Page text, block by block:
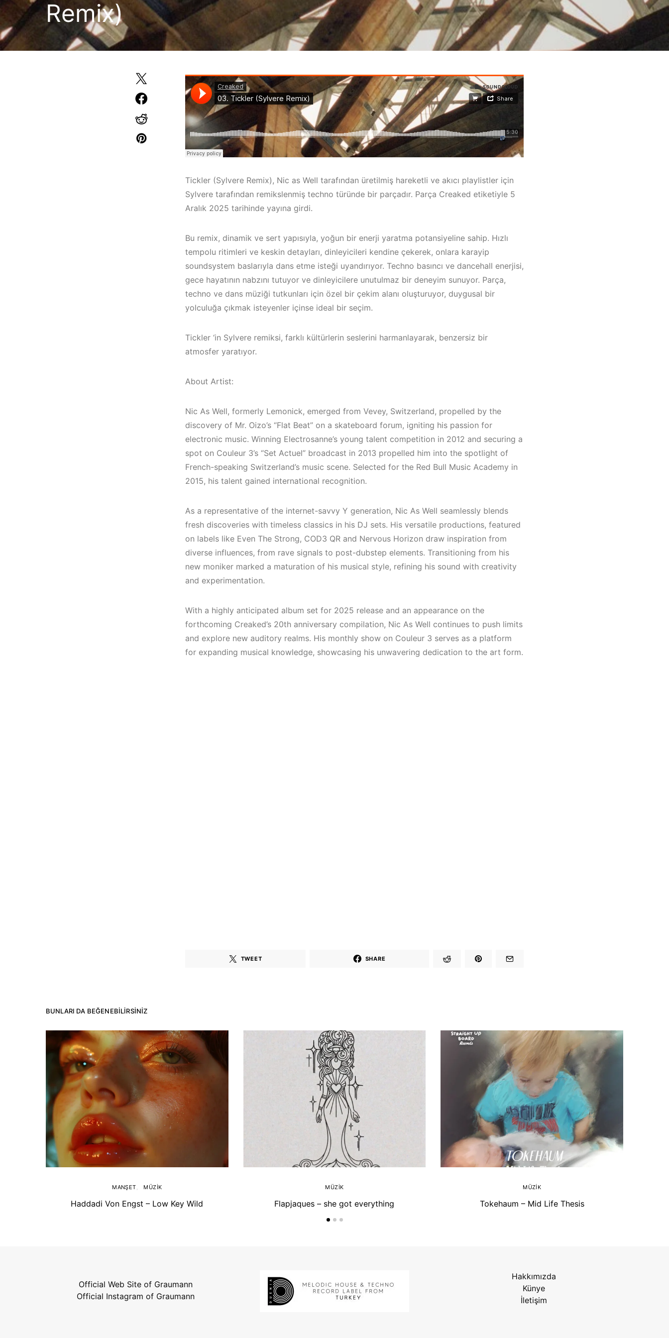
Alaçatı / Akyaka /
Elektronik Müzik
Mekanları ve
Etkinlikleri 2023
(Downtempo,
House, Techno)
İzmir ‘in Yeni
Elektronik Müzik
Mekanı : CAVE
HEMEN İNCELE
Akyaka /
Marmaris /
Kuşadası /
Elektronik Müzik
Mekanları 2022
(House, Techno,
HEMEN İNCELE
Remix)
Tickler (Sylvere Remix), Nic as Well tarafından üretilmiş hareketli ve akıcı playlistler için
Sylvere tarafından remikslenmiş techno türünde bir parçadır. Parça Creaked etiketiyle 5
Aralık 2025 tarihinde yayına girdi.
Bu remix, dinamik ve sert yapısıyla, yoğun bir enerji yaratma potansiyeline sahip. Hızlı
tempolu ritimleri ve keskin detayları, dinleyicileri kendine çekerek, onlara karayip
soundsystem baslarıyla dans etme isteği uyandırıyor. Techno basıncı ve dancehall enerjisi,
gece hayatının nabzını tutuyor ve dinleyicilere unutulmaz bir deneyim sunuyor. Parça,
techno ve dans müziği tutkunları için özel bir çekim alanı oluşturuyor, duygusal bir
yolculuğa çıkmak isteyenler içinse ideal bir seçim.
Tickler ‘in Sylvere remiksi, farklı kültürlerin seslerini harmanlayarak, benzersiz bir
atmosfer yaratıyor.
About Artist:
Nic As Well, formerly Lemonick, emerged from Vevey, Switzerland, propelled by the
discovery of Mr. Oizo’s “Flat Beat” on a skateboard forum, igniting his passion for
electronic music. Winning Electrosanne’s young talent competition in 2012 and securing a
spot on Couleur 3’s “Set Actuel” broadcast in 2013 propelled him into the spotlight of
French-speaking Switzerland’s music scene. Selected for the Red Bull Music Academy in
2015, his talent gained international recognition.
As a representative of the internet-savvy Y generation, Nic As Well seamlessly blends
fresh discoveries with timeless classics in his DJ sets. His versatile productions, featured
on labels like Even The Strong, COD3 QR and Nervous Horizon draw inspiration from
diverse influences, from rave signals to post-dubstep elements. Transitioning from his
new moniker marked a maturation of his musical style, refining his sound with creativity
and experimentation.
With a highly anticipated album set for 2025 release and an appearance on the
forthcoming Creaked’s 20th anniversary compilation, Nic As Well continues to push limits
and explore new auditory realms. His monthly show on Couleur 3 serves as a platform
for expanding musical knowledge, showcasing his unwavering dedication to the art form.
TWEET SHARE
BUNLARI DA BEĞENEBILIRSINIZ
MANŞET MÜZIK
Haddadi Von Engst – Low Key Wild
MÜZIK
Flapjaques – she got everything
MÜZIK
Tokehaum – Mid Life Thesis
Official Web Site of Graumann
Official Instagram of Graumann
Hakkımızda
Künye
İletişim